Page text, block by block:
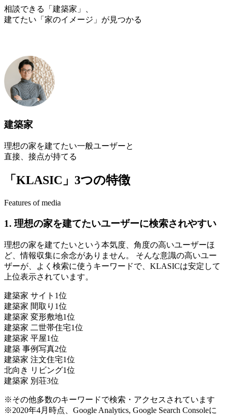
相談できる「建築家」、
建てたい「家のイメージ」が見つかる
建築家
理想の家を建てたい一般ユーザーと
直接、接点が持てる
「KLASIC」3つの特徴
Features of media
1. 理想の家を建てたいユーザーに検索されやすい
理想の家を建てたいという本気度、角度の高いユーザーほ
ど、情報収集に余念がありません。 そんな意識の高いユー
ザーが、よく検索に使うキーワードで、KLASICは安定して
上位表示されています。
建築家 サイト 1位
建築家 間取り 1位
建築家 変形敷地1位
建築家 二世帯住宅1位
建築家 平屋1位
建築 事例写真2位
建築家 注文住宅1位
北向き リビング1位
建築家 別荘3位
※その他多数のキーワードで検索・アクセスされています
※2020年4月時点、Google Analytics, Google Search Consoleに